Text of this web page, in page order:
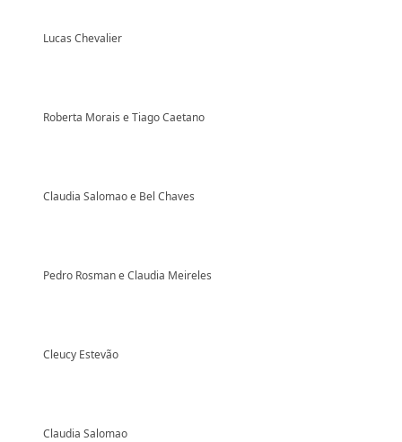
Lucas Chevalier
Roberta Morais e Tiago Caetano
Claudia Salomao e Bel Chaves
Pedro Rosman e Claudia Meireles
Cleucy Estevão
Claudia Salomao